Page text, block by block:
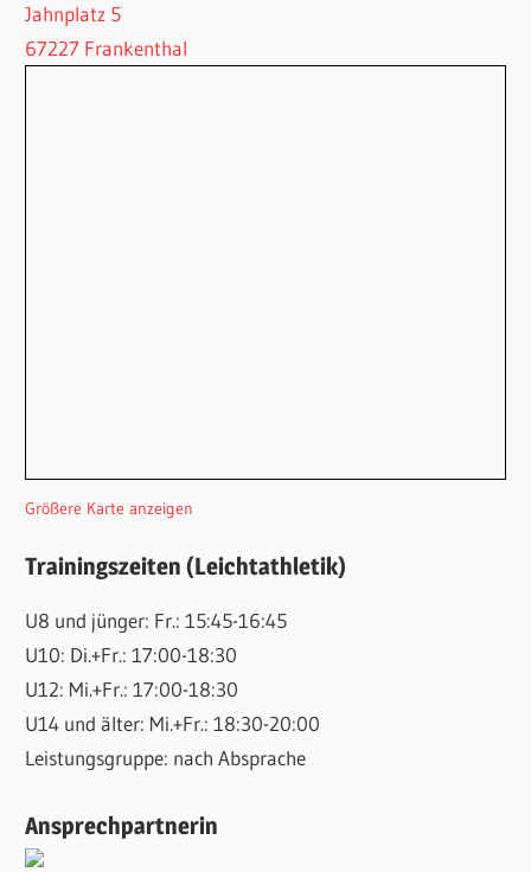
Jahnplatz 5
67227 Frankenthal
Größere Karte anzeigen
Trainingszeiten (Leichtathletik)
U8 und jünger: Fr.: 15:45-16:45
U10: Di.+Fr.: 17:00-18:30
U12: Mi.+Fr.: 17:00-18:30
U14 und älter: Mi.+Fr.: 18:30-20:00
Leistungsgruppe: nach Absprache
Ansprechpartnerin